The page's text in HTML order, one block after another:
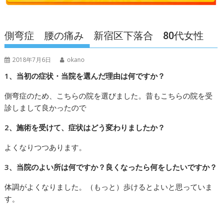
側弯症 腰の痛み 新宿区下落合 80代女性
2018年7月6日 okano
1、当初の症状・当院を選んだ理由は何ですか？
側弯症のため、こちらの院を選びました。昔もこちらの院を受
診しまして良かったので
2、施術を受けて、症状はどう変わりましたか？
よくなりつつあります。
3、当院のよい所は何ですか？良くなったら何をしたいですか？
体調がよくなりました。（もっと）歩けるとよいと思っていま
す。